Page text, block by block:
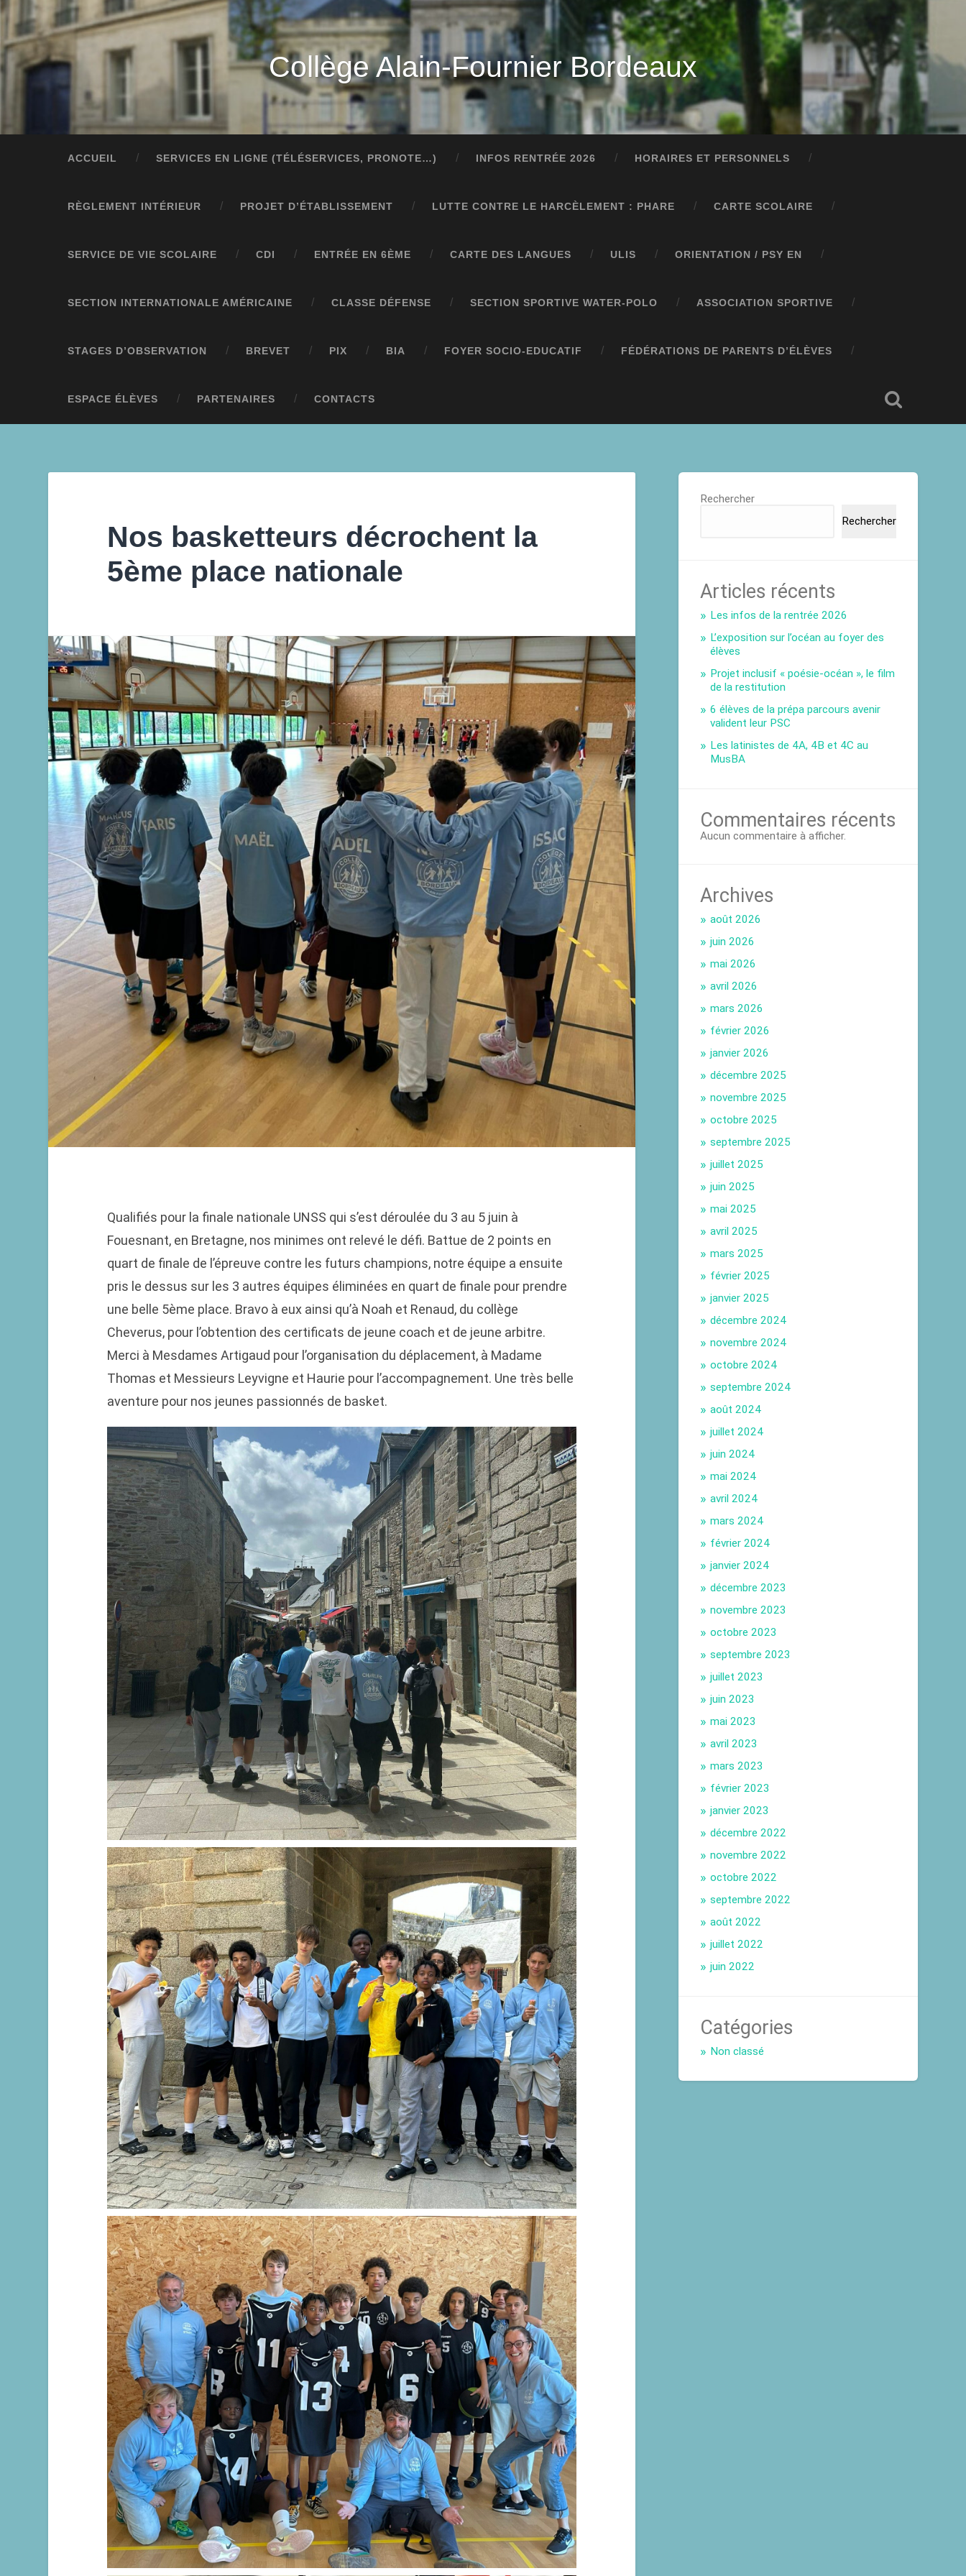
Collège Alain-Fournier Bordeaux
ACCUEIL SERVICES EN LIGNE (TÉLÉSERVICES, PRONOTE…) INFOS RENTRÉE 2026 HORAIRES ET PERSONNELS
RÈGLEMENT INTÉRIEUR PROJET D’ÉTABLISSEMENT LUTTE CONTRE LE HARCÈLEMENT : PHARE CARTE SCOLAIRE
SERVICE DE VIE SCOLAIRE CDI ENTRÉE EN 6ÈME CARTE DES LANGUES ULIS ORIENTATION / PSY EN
SECTION INTERNATIONALE AMÉRICAINE CLASSE DÉFENSE SECTION SPORTIVE WATER-POLO ASSOCIATION SPORTIVE
STAGES D’OBSERVATION BREVET PIX BIA FOYER SOCIO-EDUCATIF FÉDÉRATIONS DE PARENTS D’ÉLÈVES
ESPACE ÉLÈVES PARTENAIRES CONTACTS
Nos basketteurs décrochent la
5ème place nationale
Qualifiés pour la finale nationale UNSS qui s’est déroulée du 3 au 5 juin à
Fouesnant, en Bretagne, nos minimes ont relevé le défi. Battue de 2 points en
quart de finale de l’épreuve contre les futurs champions, notre équipe a ensuite
pris le dessus sur les 3 autres équipes éliminées en quart de finale pour prendre
une belle 5ème place. Bravo à eux ainsi qu’à Noah et Renaud, du collège
Cheverus, pour l’obtention des certificats de jeune coach et de jeune arbitre.
Merci à Mesdames Artigaud pour l’organisation du déplacement, à Madame
Thomas et Messieurs Leyvigne et Haurie pour l’accompagnement. Une très belle
aventure pour nos jeunes passionnés de basket.
Rechercher
Rechercher
Articles récents
Les infos de la rentrée 2026
L’exposition sur l’océan au foyer des
élèves
Projet inclusif « poésie-océan », le film
de la restitution
6 élèves de la prépa parcours avenir
valident leur PSC
Les latinistes de 4A, 4B et 4C au
MusBA
Commentaires récents
Aucun commentaire à afficher.
Archives
août 2026
juin 2026
mai 2026
avril 2026
mars 2026
février 2026
janvier 2026
décembre 2025
novembre 2025
octobre 2025
septembre 2025
juillet 2025
juin 2025
mai 2025
avril 2025
mars 2025
février 2025
janvier 2025
décembre 2024
novembre 2024
octobre 2024
septembre 2024
août 2024
juillet 2024
juin 2024
mai 2024
avril 2024
mars 2024
février 2024
janvier 2024
décembre 2023
novembre 2023
octobre 2023
septembre 2023
juillet 2023
juin 2023
mai 2023
avril 2023
mars 2023
février 2023
janvier 2023
décembre 2022
novembre 2022
octobre 2022
septembre 2022
août 2022
juillet 2022
juin 2022
Catégories
Non classé